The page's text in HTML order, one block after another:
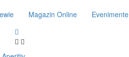
Magazin Online Evenimente